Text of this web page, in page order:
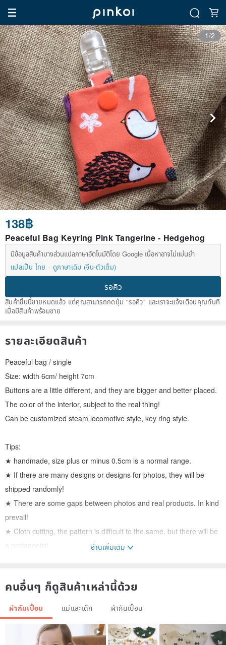
1/2
138฿
Peaceful Bag Keyring Pink Tangerine - Hedgehog
มีข้อมูลสินค้าบางส่วนแปลภาษาอัตโนมัติโดย Google เนื้อหาอาจไม่แม่นยำ
แปลเป็น ไทย
ดูภาษาเดิม (จีน-ตัวเต็ม)
รอคิว
สินค้าชิ้นนี้ขายหมดแล้ว แต่คุณสามารถกดปุ่ม "รอคิว" และเราจะแจ้งเตือนคุณทันที
เมื่อมีสินค้าพร้อมขาย
รายละเอียดสินค้า
Peaceful bag / single
Size: width 6cm/ height 7cm
Buttons are a little different, and they are bigger and better placed.
The color of the interior, subject to the real thing!
Can be customized steam locomotive style, key ring style.
Tips:
★ handmade, size plus or minus 0.5cm is a normal range.
★ If there are many designs or designs for photos, they will be
shipped randomly!
★ There are some gaps between photos and real products. In kind
prevail!
★ Cloth cutting, the pattern is difficult to the same, but there will be
a protagonist!
Taiwan pure handmade
อ่านเพิ่มเติม
คนอื่นๆ ก็ดูสินค้าเหล่านี้ด้วย
ผ้ากันเปื้อน แม่และเด็ก ผ้ากันเปื้อน